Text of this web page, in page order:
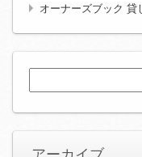
オーナーズブック 貸
索: